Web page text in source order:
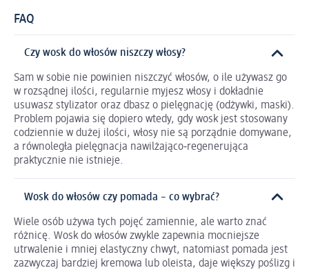
FAQ
Czy wosk do włosów niszczy włosy?
Sam w sobie nie powinien niszczyć włosów, o ile używasz go
w rozsądnej ilości, regularnie myjesz włosy i dokładnie
usuwasz stylizator oraz dbasz o pielęgnację (odżywki, maski).
Problem pojawia się dopiero wtedy, gdy wosk jest stosowany
codziennie w dużej ilości, włosy nie są porządnie domywane,
a równoległa pielęgnacja nawilżająco‑regenerująca
praktycznie nie istnieje.
Wosk do włosów czy pomada – co wybrać?
Wiele osób używa tych pojęć zamiennie, ale warto znać
różnicę. Wosk do włosów zwykle zapewnia mocniejsze
utrwalenie i mniej elastyczny chwyt, natomiast pomada jest
zazwyczaj bardziej kremowa lub oleista, daje większy poślizg i